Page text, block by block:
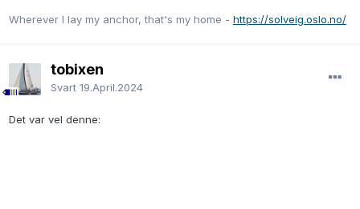
Wherever I lay my anchor, that's my home - https://solveig.oslo.no/
tobixen
Svart 19.April.2024
Det var vel denne: